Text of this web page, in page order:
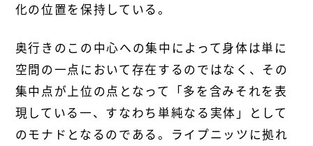
化の位置を保持している。
奥行きのこの中心への集中によって身体は単に
空間の一点において存在するのではなく、その
集中点が上位の点となって「多を含みそれを表
現している一、すなわち単純なる実体」として
のモナドとなるのである。ライプニッツに拠れ